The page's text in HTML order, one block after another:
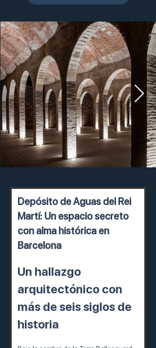
Depósito de Aguas del Rei
Martí: Un espacio secreto
con alma histórica en
Barcelona
Un hallazgo
arquitectónico con
más de seis siglos de
historia